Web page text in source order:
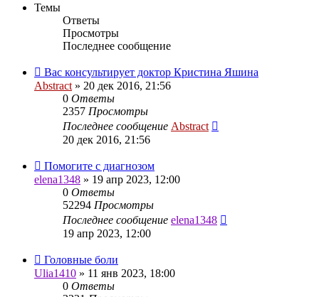
Темы
Ответы
Просмотры
Последнее сообщение
Вас консультирует доктор Кристина Яшина
Abstract » 20 дек 2016, 21:56
0 Ответы
2357 Просмотры
Последнее сообщение Abstract
20 дек 2016, 21:56
Помогите с диагнозом
elena1348 » 19 апр 2023, 12:00
0 Ответы
52294 Просмотры
Последнее сообщение elena1348
19 апр 2023, 12:00
Головные боли
Ulia1410 » 11 янв 2023, 18:00
0 Ответы